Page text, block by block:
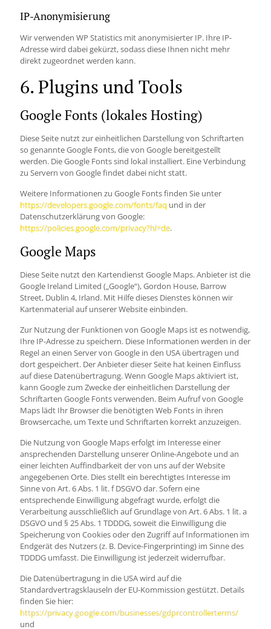
IP-Anonymisierung
Wir verwenden WP Statistics mit anonymisierter IP. Ihre IP-
Adresse wird dabei gekürzt, sodass diese Ihnen nicht mehr
direkt zugeordnet werden kann.
6. Plugins und Tools
Google Fonts (lokales Hosting)
Diese Seite nutzt zur einheitlichen Darstellung von Schriftarten
so genannte Google Fonts, die von Google bereitgestellt
werden. Die Google Fonts sind lokal installiert. Eine Verbindung
zu Servern von Google findet dabei nicht statt.
Weitere Informationen zu Google Fonts finden Sie unter
https://developers.google.com/fonts/faq und in der
Datenschutzerklärung von Google:
https://policies.google.com/privacy?hl=de.
Google Maps
Diese Seite nutzt den Kartendienst Google Maps. Anbieter ist die
Google Ireland Limited („Google“), Gordon House, Barrow
Street, Dublin 4, Irland. Mit Hilfe dieses Dienstes können wir
Kartenmaterial auf unserer Website einbinden.
Zur Nutzung der Funktionen von Google Maps ist es notwendig,
Ihre IP-Adresse zu speichern. Diese Informationen werden in der
Regel an einen Server von Google in den USA übertragen und
dort gespeichert. Der Anbieter dieser Seite hat keinen Einfluss
auf diese Datenübertragung. Wenn Google Maps aktiviert ist,
kann Google zum Zwecke der einheitlichen Darstellung der
Schriftarten Google Fonts verwenden. Beim Aufruf von Google
Maps lädt Ihr Browser die benötigten Web Fonts in ihren
Browsercache, um Texte und Schriftarten korrekt anzuzeigen.
Die Nutzung von Google Maps erfolgt im Interesse einer
ansprechenden Darstellung unserer Online-Angebote und an
einer leichten Auffindbarkeit der von uns auf der Website
angegebenen Orte. Dies stellt ein berechtigtes Interesse im
Sinne von Art. 6 Abs. 1 lit. f DSGVO dar. Sofern eine
entsprechende Einwilligung abgefragt wurde, erfolgt die
Verarbeitung ausschließlich auf Grundlage von Art. 6 Abs. 1 lit. a
DSGVO und § 25 Abs. 1 TDDDG, soweit die Einwilligung die
Speicherung von Cookies oder den Zugriff auf Informationen im
Endgerät des Nutzers (z. B. Device-Fingerprinting) im Sinne des
TDDDG umfasst. Die Einwilligung ist jederzeit widerrufbar.
Die Datenübertragung in die USA wird auf die
Standardvertragsklauseln der EU-Kommission gestützt. Details
finden Sie hier:
https://privacy.google.com/businesses/gdprcontrollerterms/
und